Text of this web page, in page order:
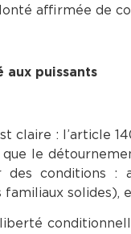
affirmée de
aux puissants
claire : l’article
le
conditions :
solides),